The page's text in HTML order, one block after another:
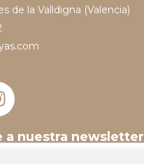
de la Valldigna (Valencia)
a nuestra newsletter